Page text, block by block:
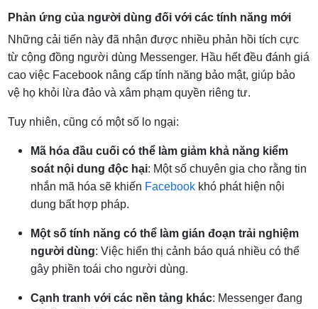
Phản ứng của người dùng đối với các tính năng mới
Những cải tiến này đã nhận được nhiều phản hồi tích cực
từ cộng đồng người dùng Messenger. Hầu hết đều đánh giá
cao việc Facebook nâng cấp tính năng bảo mật, giúp bảo
vệ họ khỏi lừa đảo và xâm phạm quyền riêng tư.
Tuy nhiên, cũng có một số lo ngại:
Mã hóa đầu cuối có thể làm giảm khả năng kiểm
soát nội dung độc hại: Một số chuyên gia cho rằng tin
nhắn mã hóa sẽ khiến Facebook khó phát hiện nội
dung bất hợp pháp.
Một số tính năng có thể làm gián đoạn trải nghiệm
người dùng: Việc hiển thị cảnh báo quá nhiều có thể
gây phiền toái cho người dùng.
Cạnh tranh với các nền tảng khác: Messenger đang